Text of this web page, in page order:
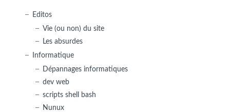
Editos
Vie (ou non) du site
Les absurdes
Informatique
Dépannages informatiques
dev web
scripts shell bash
Nunux